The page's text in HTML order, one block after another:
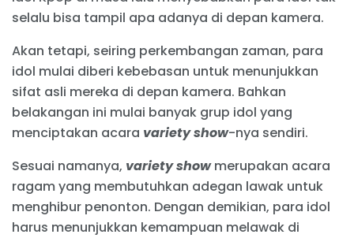
selalu bisa tampil apa adanya di depan kamera.
Akan tetapi, seiring perkembangan zaman, para
idol mulai diberi kebebasan untuk menunjukkan
sifat asli mereka di depan kamera. Bahkan
belakangan ini mulai banyak grup idol yang
menciptakan acara variety show-nya sendiri.
Sesuai namanya, variety showmerupakan acara
ragam yang membutuhkan adegan lawak untuk
menghibur penonton. Dengan demikian, para idol
harus menunjukkan kemampuan melawak di